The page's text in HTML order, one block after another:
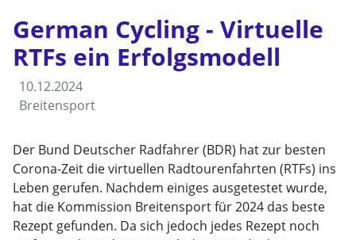
German Cycling - Virtuelle
RTFs ein Erfolgsmodell
10.12.2024
Breitensport
Der Bund Deutscher Radfahrer (BDR) hat zur besten
Corona-Zeit die virtuellen Radtourenfahrten (RTFs) ins
Leben gerufen. Nachdem einiges ausgetestet wurde,
hat die Kommission Breitensport für 2024 das beste
Rezept gefunden. Da sich jedoch jedes Rezept noch